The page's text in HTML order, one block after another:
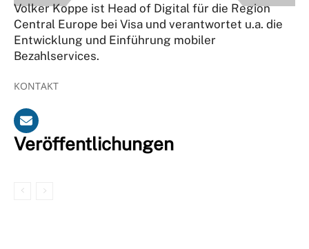
Volker Koppe ist Head of Digital für die Region
Central Europe bei Visa und verantwortet u.a. die
Entwicklung und Einführung mobiler
Bezahlservices.
KONTAKT
Veröffentlichungen